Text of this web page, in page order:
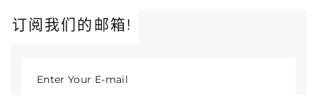
订阅我们的邮箱!
Enter Your E-mail